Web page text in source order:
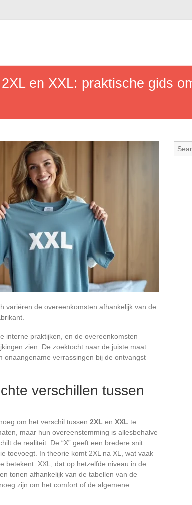
en XXL: praktische gids
variëren de overeenkomsten afhankelijk van de
interne praktijken, en de overeenkomsten
zien. De zoektocht naar de juiste maat
onaangename verrassingen bij de ontvangst
verschillen tussen
om het verschil tussen 2XL en XXL te
maar hun overeenstemming is allesbehalve
de realiteit. De “X” geeft een bredere snit
toevoegt. In theorie komt 2XL na XL, wat vaak
betekent. XXL, dat op hetzelfde niveau in de
tonen afhankelijk van de tabellen van de
zijn om het comfort of de algemene